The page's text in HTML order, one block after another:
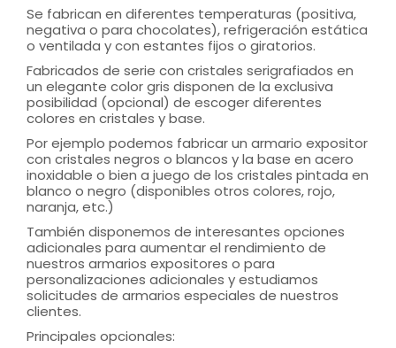
Se fabrican en diferentes temperaturas (positiva,
negativa o para chocolates), refrigeración estática
o ventilada y con estantes fijos o giratorios.
Fabricados de serie con cristales serigrafiados en
un elegante color gris disponen de la exclusiva
posibilidad (opcional) de escoger diferentes
colores en cristales y base.
Por ejemplo podemos fabricar un armario expositor
con cristales negros o blancos y la base en acero
inoxidable o bien a juego de los cristales pintada en
blanco o negro (disponibles otros colores, rojo,
naranja, etc.)
También disponemos de interesantes opciones
adicionales para aumentar el rendimiento de
nuestros armarios expositores o para
personalizaciones adicionales y estudiamos
solicitudes de armarios especiales de nuestros
clientes.
Principales opcionales: